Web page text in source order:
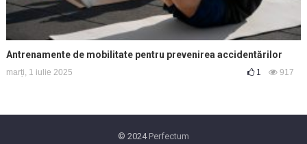
Antrenamente de mobilitate pentru prevenirea accidentărilor
marți, 1 iulie 2025 1 917
© 2024 Perfectum